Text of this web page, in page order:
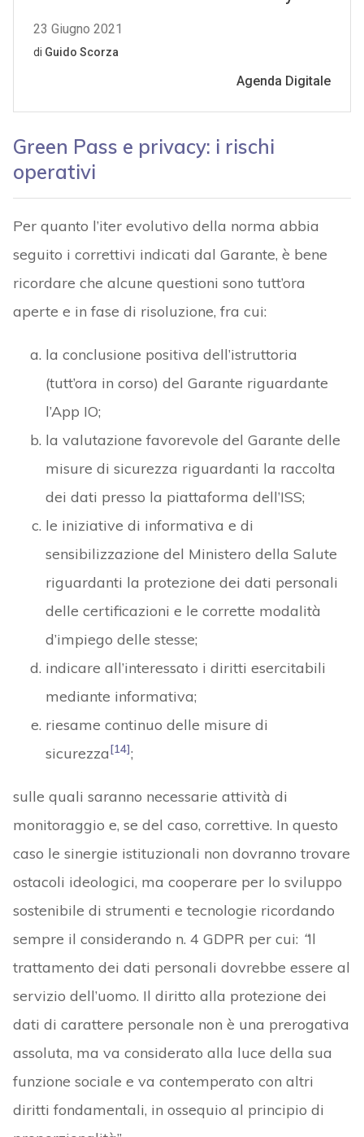
Green Pass e privacy: i rischi
operativi
Per quanto l’iter evolutivo della norma abbia
seguito i correttivi indicati dal Garante, è bene
ricordare che alcune questioni sono tutt’ora
aperte e in fase di risoluzione, fra cui:
la conclusione positiva dell’istruttoria
(tutt’ora in corso) del Garante riguardante
l’App IO;
la valutazione favorevole del Garante delle
misure di sicurezza riguardanti la raccolta
dei dati presso la piattaforma dell’ISS;
le iniziative di informativa e di
sensibilizzazione del Ministero della Salute
riguardanti la protezione dei dati personali
delle certificazioni e le corrette modalità
d’impiego delle stesse;
indicare all’interessato i diritti esercitabili
mediante informativa;
riesame continuo delle misure di
sicurezza[14];
sulle quali saranno necessarie attività di
monitoraggio e, se del caso, correttive. In questo
caso le sinergie istituzionali non dovranno trovare
ostacoli ideologici, ma cooperare per lo sviluppo
sostenibile di strumenti e tecnologie ricordando
sempre il considerando n. 4 GDPR per cui: “Il
trattamento dei dati personali dovrebbe essere al
servizio dell’uomo. Il diritto alla protezione dei
dati di carattere personale non è una prerogativa
assoluta, ma va considerato alla luce della sua
funzione sociale e va contemperato con altri
diritti fondamentali, in ossequio al principio di